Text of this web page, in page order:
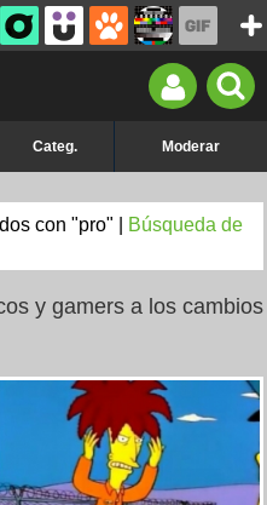
Categ. Moderar
con "pro" |
Búsqueda de
y gamers a los cambios